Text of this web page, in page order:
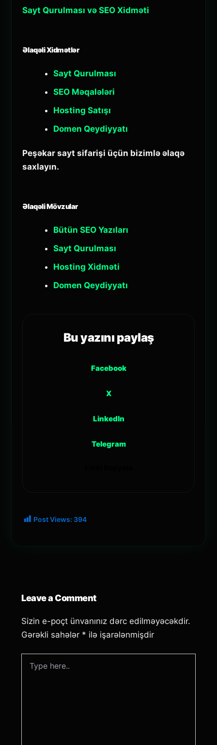
Sayt Qurulması və SEO Xidməti
Əlaqəli Xidmətlər
Sayt Qurulması
SEO Məqalələri
Hosting Satışı
Domen Qeydiyyatı
Peşəkar sayt sifarişi üçün bizimlə əlaqə
saxlayın.
Əlaqəli Mövzular
Bütün SEO Yazıları
Sayt Qurulması
Hosting Xidməti
Domen Qeydiyyatı
Bu yazını paylaş
Facebook
X
LinkedIn
Telegram
Post Views: 394
Leave a Comment
Sizin e-poçt ünvanınız dərc edilməyəcəkdir.
Gərəkli sahələr * ilə işarələnmişdir
here..